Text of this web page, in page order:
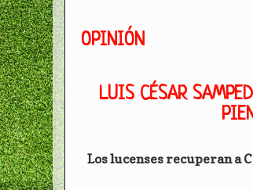
OPINIÓN
LUIS CÉSAR
Los lucenses recuperan a